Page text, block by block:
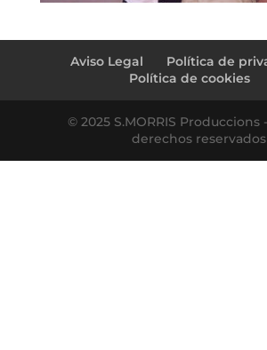
Aviso Legal
Política de
Política de cookies
© 2025 S.MORRIS Produccions
derechos reservados